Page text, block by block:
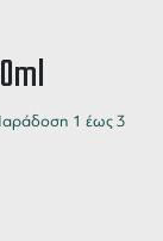
1 έως 3